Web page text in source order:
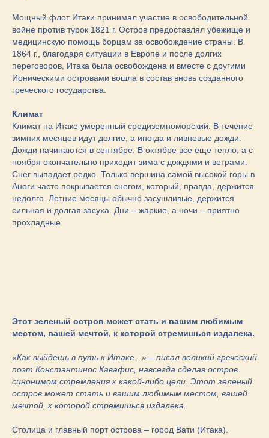
Мощный флот Итаки принимал участие в освободительной
войне против турок 1821 г. Остров предоставлял убежище и
медицинскую помощь борцам за освобождение страны. В
1864 г., благодаря ситуации в Европе и после долгих
переговоров, Итака была освобождена и вместе с другими
Ионическими островами вошла в состав вновь созданного
греческого государства.
Климат
Климат на Итаке умеренный средиземноморский. В течение
зимних месяцев идут долгие, а иногда и ливневые дожди.
Дожди начинаются в сентябре. В октябре все еще тепло, а с
ноября окончательно приходит зима с дождями и ветрами.
Снег выпадает редко. Только вершина самой высокой горы в
Аноги часто покрывается снегом, который, правда, держится
недолго. Летние месяцы обычно засушливые, держится
сильная и долгая засуха. Дни – жаркие, а ночи – приятно
прохладные.
Этот зеленый остров может стать и вашим любимым
местом, вашей мечтой, к которой стремишься издалека.
«Как выйдешь в путь к Итаке...» – писал великий греческий
поэт Константинос Кавафис, навсегда сделав остров
синонимом стремления к какой-либо цели. Этот зеленый
остров может стать и вашим любимым местом, вашей
мечтой, к которой стремишься издалека.
Столица и главный порт острова – город Вати (Итака).